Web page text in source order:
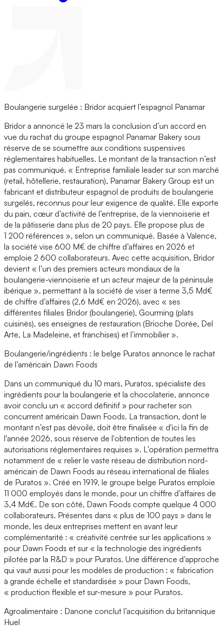
Boulangerie surgelée : Bridor acquiert l’espagnol Panamar
Bridor a annoncé le 23 mars la conclusion d’un accord en
vue du rachat du groupe espagnol Panamar Bakery sous
réserve de se soumettre aux conditions suspensives
réglementaires habituelles. Le montant de la transaction n’est
pas communiqué. « Entreprise familiale leader sur son marché
(retail, hôtellerie, restauration), Panamar Bakery Group est un
fabricant et distributeur espagnol de produits de boulangerie
surgelés, reconnus pour leur exigence de qualité. Elle exporte
du pain, cœur d’activité de l’entreprise, de la viennoiserie et
de la pâtisserie dans plus de 20 pays. Elle propose plus de
1 200 références », selon un communiqué. Basée à Valence,
la société vise 600 M€ de chiffre d’affaires en 2026 et
emploie 2 600 collaborateurs. Avec cette acquisition, Bridor
devient « l’un des premiers acteurs mondiaux de la
boulangerie-viennoiserie et un acteur majeur de la péninsule
ibérique », permettant à la société de viser à terme 3,5 Md€
de chiffre d’affaires (2,6 Md€ en 2026), avec « ses
différentes filiales Bridor (boulangerie), Gourming (plats
cuisinés), ses enseignes de restauration (Brioche Dorée, Del
Arte, La Madeleine, et franchises) et l’immobilier ».
Boulangerie/ingrédients : le belge Puratos annonce le rachat
de l’américain Dawn Foods
Dans un communiqué du 10 mars, Puratos, spécialiste des
ingrédients pour la boulangerie et la chocolaterie, annonce
avoir conclu un « accord définitif » pour racheter son
concurrent américain Dawn Foods. La transaction, dont le
montant n’est pas dévoilé, doit être finalisée « d'ici la fin de
l'année 2026, sous réserve de l'obtention de toutes les
autorisations réglementaires requises ». L’opération permettra
notamment de « relier le vaste réseau de distribution nord-
américain de Dawn Foods au réseau international de filiales
de Puratos ». Créé en 1919, le groupe belge Puratos emploie
11 000 employés dans le monde, pour un chiffre d’affaires de
3,4 Md€. De son côté, Dawn Foods compte quelque 4 000
collaborateurs. Présentes dans « plus de 100 pays » dans le
monde, les deux entreprises mettent en avant leur
complémentarité : « créativité centrée sur les applications »
pour Dawn Foods et sur « la technologie des ingrédients
pilotée par la R&D » pour Puratos. Une différence d’approche
qui vaut aussi pour les modèles de production : « fabrication
à grande échelle et standardisée » pour Dawn Foods,
« production flexible et sur-mesure » pour Puratos.
Agroalimentaire : Danone conclut l’acquisition du britannique
Huel